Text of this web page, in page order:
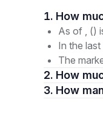
As of , ()
In the
The
2. How